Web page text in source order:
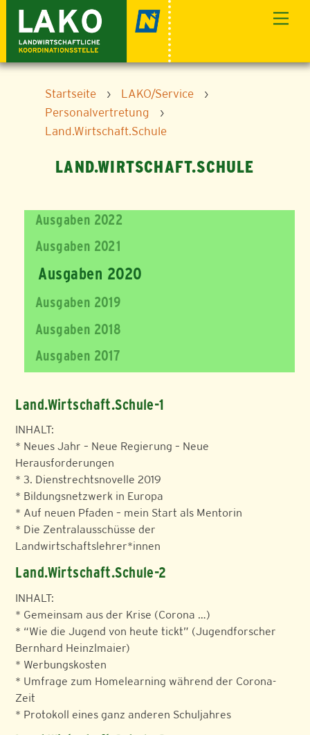
content
Startseite › LAKO/Service
›
Personalvertretung
›
Land.Wirtschaft.Schule
LAND.WIRTSCHAFT.SCHULE
Ausgaben 2022
Ausgaben 2021
Ausgaben 2020
Ausgaben 2019
Ausgaben 2018
Ausgaben 2017
Land.Wirtschaft.Schule-1
INHALT:
* Neues Jahr – Neue Regierung – Neue
Herausforderungen
* 3. Dienstrechtsnovelle 2019
* Bildungsnetzwerk in Europa
* Auf neuen Pfaden – mein Start als Mentorin
* Die Zentralausschüsse der
Landwirtschaftslehrer*innen
Land.Wirtschaft.Schule-2
INHALT:
* Gemeinsam aus der Krise (Corona …)
* “Wie die Jugend von heute tickt” (Jugendforscher
Bernhard Heinzlmaier)
* Werbungskosten
* Umfrage zum Homelearning während der Corona-
Zeit
* Protokoll eines ganz anderen Schuljahres